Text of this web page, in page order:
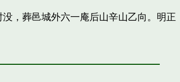
，葬邑城外六一庵后山辛山乙向。明正